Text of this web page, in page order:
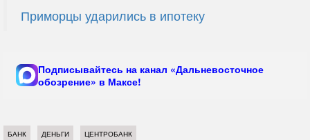
Приморцы ударились в ипотеку
Подписывайтесь на канал «Дальневосточное
обозрение» в Максе!
БАНК ДЕНЬГИ ЦЕНТРОБАНК